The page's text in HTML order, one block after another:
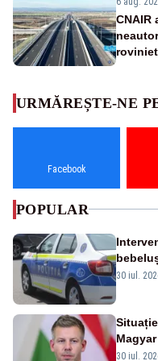
CNAIR
URMĂREȘTE-NE
Facebook
POPULAR
din
30 iul.
oprirea
30 iul.